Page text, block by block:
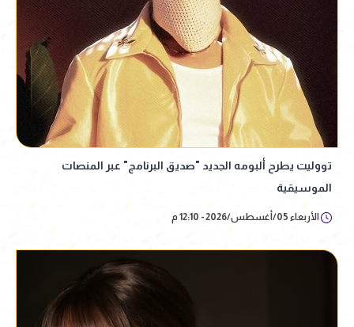
تووليت يطرح ألبومه الجديد "صديق البرنامج" عبر المنصات
الموسيقية
الأربعاء 05/أغسطس/2026 - 12:10 م